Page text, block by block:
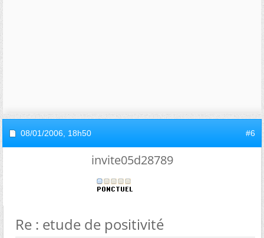
08/01/2006, 18h50 #6
invite05d28789
Re : etude de positivité